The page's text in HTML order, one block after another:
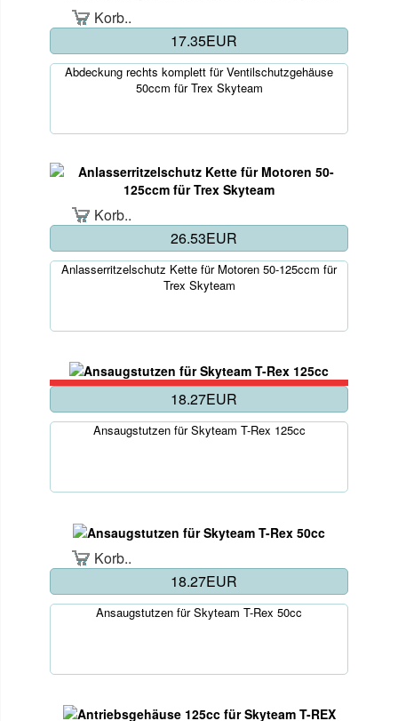
Korb..
17.35EUR
Abdeckung rechts komplett für Ventilschutzgehäuse
50ccm für Trex Skyteam
Korb..
26.53EUR
Anlasserritzelschutz Kette für Motoren 50-125ccm für
Trex Skyteam
18.27EUR
Ansaugstutzen für Skyteam T-Rex 125cc
Korb..
18.27EUR
Ansaugstutzen für Skyteam T-Rex 50cc